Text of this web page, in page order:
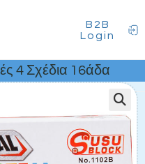
B2B
Login
4 Σχέδια 16άδα